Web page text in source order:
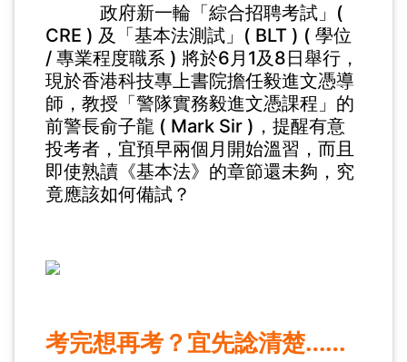
政府新一輪「綜合招聘考試」(
CRE ) 及「基本法測試」( BLT ) ( 學位
/ 專業程度職系 ) 將於6月1及8日舉行，
現於香港科技專上書院擔任毅進文憑導
師，教授「警隊實務毅進文憑課程」的
前警長俞子龍 ( Mark Sir )，提醒有意
投考者，宜預早兩個月開始溫習，而且
即使熟讀《基本法》的章節還未夠，究
竟應該如何備試？
考完想再考？宜先諗清楚……